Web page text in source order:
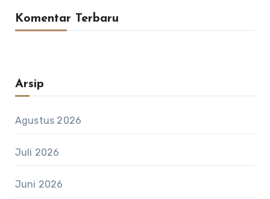
Komentar Terbaru
Arsip
Agustus 2026
Juli 2026
Juni 2026